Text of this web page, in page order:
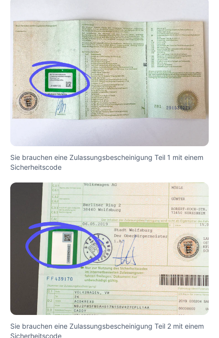
Sie brauchen eine Zulassungsbescheinigung Teil 1 mit einem
Sicherheitscode
Sie brauchen eine Zulassungsbescheinigung Teil 2 mit einem
Sicherheitscode